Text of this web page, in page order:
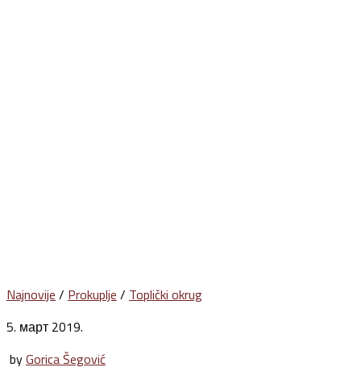
Najnovije / Prokuplje / Toplički okrug
5. март 2019.
byGorica Šegović